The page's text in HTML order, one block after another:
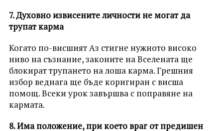
7. Духовно извисените личности не могат да
трупат карма
Когато по-висшият Аз стигне нужното високо
ниво на съзнание, законите на Вселената ще
блокират трупането на лоша карма. Грешния
избор веднага ще бъде коригиран с висша
помощ. Всеки урок завършва с поправяне на
кармата.
8. Има положение, при което враг от предишен